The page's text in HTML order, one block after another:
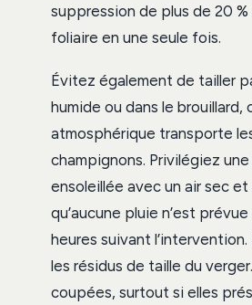
suppression de plus de 20 %
foliaire en une seule fois.
Évitez également de tailler
humide ou dans le brouillard,
atmosphérique transporte
champignons. Privilégiez
ensoleillée avec un air sec
qu’aucune pluie n’est
heures suivant
les résidus de taille du
coupées, surtout si elles